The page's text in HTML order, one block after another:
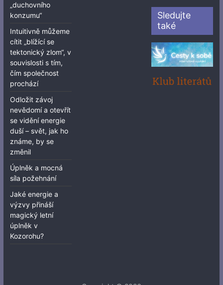
„duchovního
konzumu“
Intuitivně můžeme
cítit „blížící se
tektonický zlom“, v
souvislosti s tím,
čím společnost
prochází
Odložit závoj
nevědomí a otevřít
se vidění energie
duší – svět, jak ho
známe, by se
změnil
Úplněk a mocná
síla požehnání
Jaké energie a
výzvy přináší
magický letní
úplněk v
Kozorohu?
Sledujte
také